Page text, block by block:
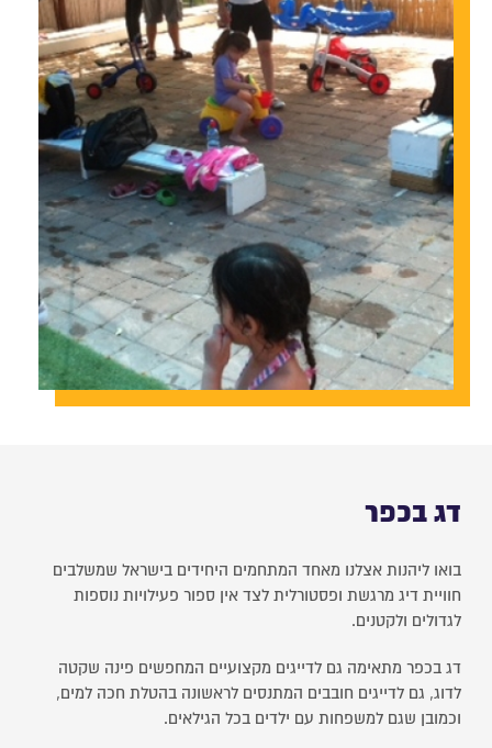
דג בכפר
בואו ליהנות אצלנו מאחד המתחמים היחידים בישראל שמשלבים
חוויית דיג מרגשת ופסטורלית לצד אין ספור פעילויות נוספות
לגדולים ולקטנים.
דג בכפר מתאימה גם לדייגים מקצועיים המחפשים פינה שקטה
לדוג, גם לדייגים חובבים המתנסים לראשונה בהטלת חכה למים,
וכמובן שגם למשפחות עם ילדים בכל הגילאים.